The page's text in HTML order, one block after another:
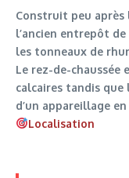
Construit peu
l’ancien entrepôt
les tonneaux de
Le rez-de-
calcaires tandis que
d’un appareillage
Localisation